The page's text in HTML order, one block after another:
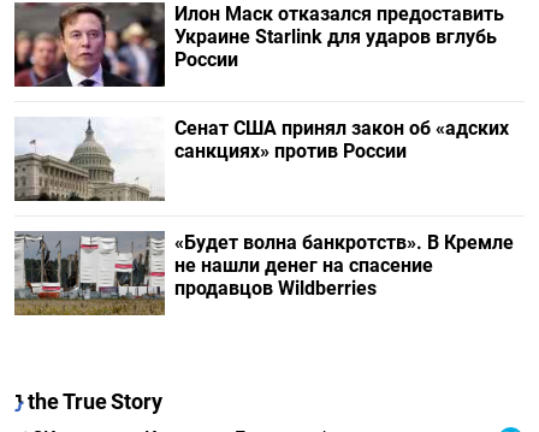
Илон Маск отказался предоставить
Украине Starlink для ударов вглубь
России
Сенат США принял закон об «адских
санкциях» против России
«Будет волна банкротств». В Кремле
не нашли денег на спасение
продавцов Wildberries